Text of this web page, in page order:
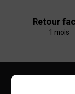
Retour
1 mois